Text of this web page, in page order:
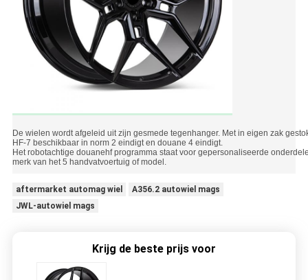
De wielen wordt afgeleid uit zijn gesmede tegenhanger. Met in eigen zak
HF-7 beschikbaar in norm 2 eindigt en douane 4 eindigt.
Het robotachtige douanehf programma staat voor gepersonaliseerde
merk van het 5 handvatvoertuig of model.
aftermarket automag wiel
A356.2 autowiel mags
JWL-autowiel mags
Krijg de beste prijs voor